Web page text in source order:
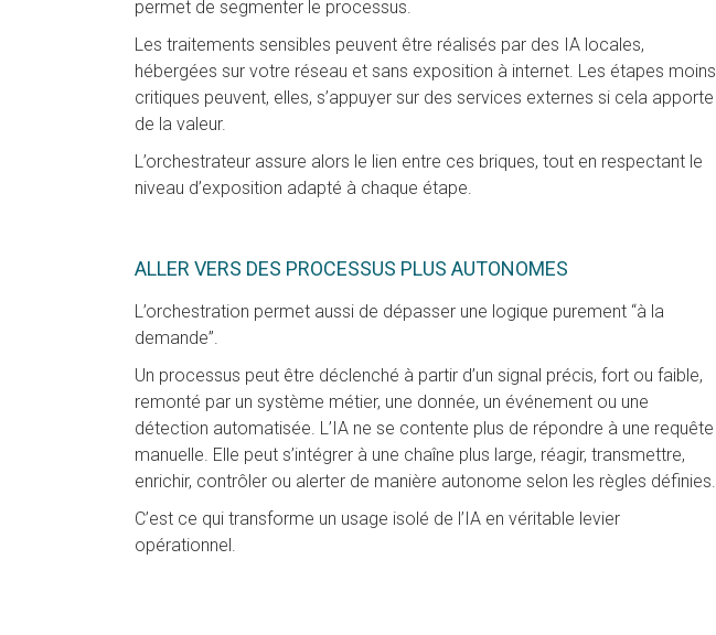
permet de segmenter le processus.
Les traitements sensibles peuvent être réalisés par des IA locales,
hébergées sur votre réseau et sans exposition à internet. Les étapes moins
critiques peuvent, elles, s’appuyer sur des services externes si cela apporte
de la valeur.
L’orchestrateur assure alors le lien entre ces briques, tout en respectant le
niveau d’exposition adapté à chaque étape.
ALLER VERS DES PROCESSUS PLUS AUTONOMES
L’orchestration permet aussi de dépasser une logique purement “à la
demande”.
Un processus peut être déclenché à partir d’un signal précis, fort ou faible,
remonté par un système métier, une donnée, un événement ou une
détection automatisée. L’IA ne se contente plus de répondre à une requête
manuelle. Elle peut s’intégrer à une chaîne plus large, réagir, transmettre,
enrichir, contrôler ou alerter de manière autonome selon les règles définies.
C’est ce qui transforme un usage isolé de l’IA en véritable levier
opérationnel.